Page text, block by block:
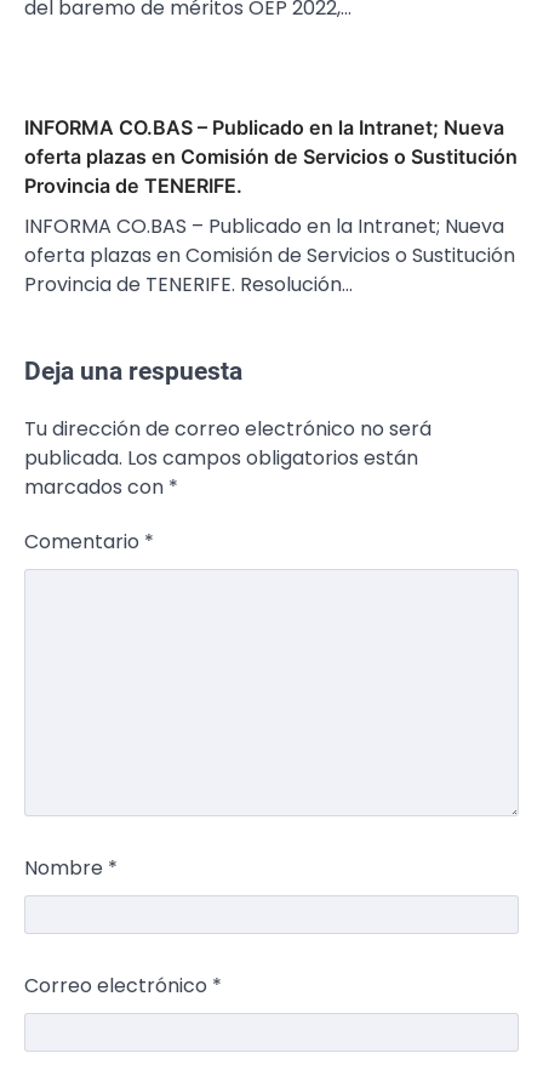
del baremo de méritos OEP 2022,…
INFORMA CO.BAS – Publicado en la Intranet; Nueva
oferta plazas en Comisión de Servicios o Sustitución
Provincia de TENERIFE.
INFORMA CO.BAS – Publicado en la Intranet; Nueva
oferta plazas en Comisión de Servicios o Sustitución
Provincia de TENERIFE. Resolución…
Deja una respuesta
Tu dirección de correo electrónico no será
publicada. Los campos obligatorios están
marcados con *
Comentario *
Nombre *
Correo electrónico *